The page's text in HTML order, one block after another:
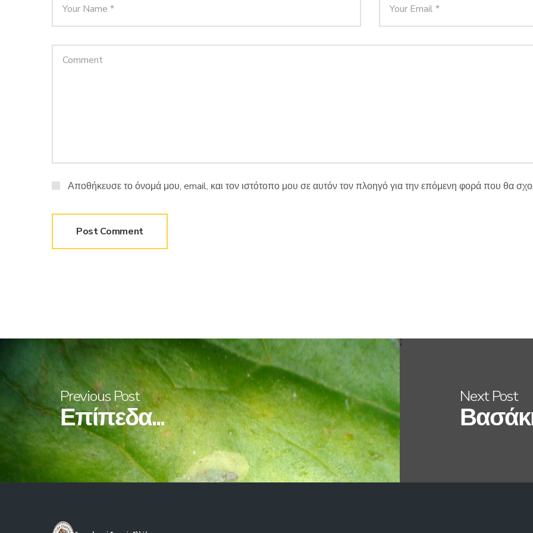
Αποθήκευσε το όνομά μου, email, και τον ιστότοπο μου σε αυτόν τον πλοηγό για την επόμενη φορά που θα
Previous Post
Επίπεδα...
Next Post